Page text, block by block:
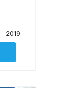
2019